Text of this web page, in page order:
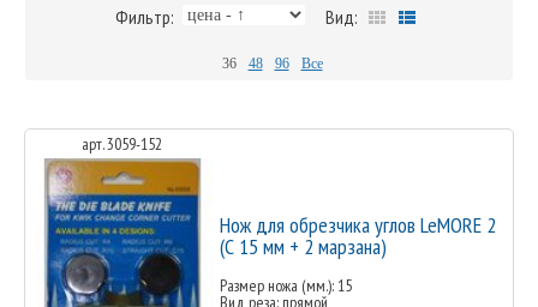
Фильтр: Вид:
36 48 96 Все
арт. 3059-152
Нож для обрезчика углов LeMORE 2
(С 15 мм + 2 марзана)
Размер ножа (мм.): 15
Вид реза: прямой